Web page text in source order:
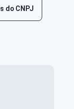
do CNPJ